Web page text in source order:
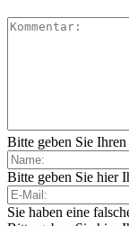
Bitte geben Sie
Bitte geben Sie hier
Sie haben eine